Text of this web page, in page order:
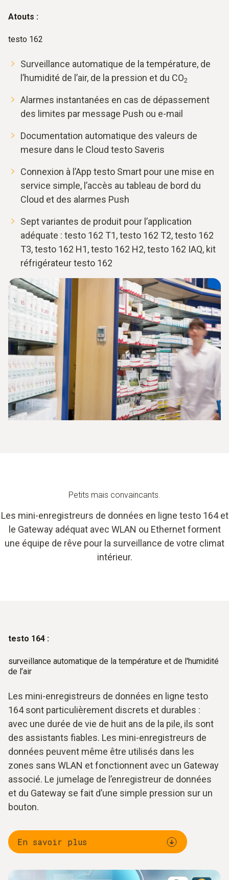
Atouts :
testo 162
Surveillance automatique de la température, de
l’humidité de l’air, de la pression et du CO2
Alarmes instantanées en cas de dépassement
des limites par message Push ou e-mail
Documentation automatique des valeurs de
mesure dans le Cloud testo Saveris
Connexion à l’App testo Smart pour une mise en
service simple, l’accès au tableau de bord du
Cloud et des alarmes Push
Sept variantes de produit pour l’application
adéquate : testo 162 T1, testo 162 T2, testo 162
T3, testo 162 H1, testo 162 H2, testo 162 IAQ, kit
réfrigérateur testo 162
Petits mais convaincants.
Les mini-enregistreurs de données en ligne testo 164 et
le Gateway adéquat avec WLAN ou Ethernet forment
une équipe de rêve pour la surveillance de votre climat
intérieur.
testo 164 :
surveillance automatique de la température et de l'humidité
de l’air
Les mini-enregistreurs de données en ligne testo
164 sont particulièrement discrets et durables :
avec une durée de vie de huit ans de la pile, ils sont
des assistants fiables. Les mini-enregistreurs de
données peuvent même être utilisés dans les
zones sans WLAN et fonctionnent avec un Gateway
associé. Le jumelage de l’enregistreur de données
et du Gateway se fait d’une simple pression sur un
bouton.
En savoir plus